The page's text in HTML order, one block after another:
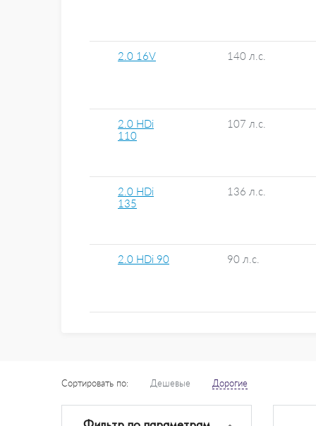
2.0 16V 140 л.с.
2.0 HDi
110
107 л.с.
2.0 HDi
135
136 л.с.
2.0 HDi 90 90 л.с.
Сортировать по: Дешевые Дорогие